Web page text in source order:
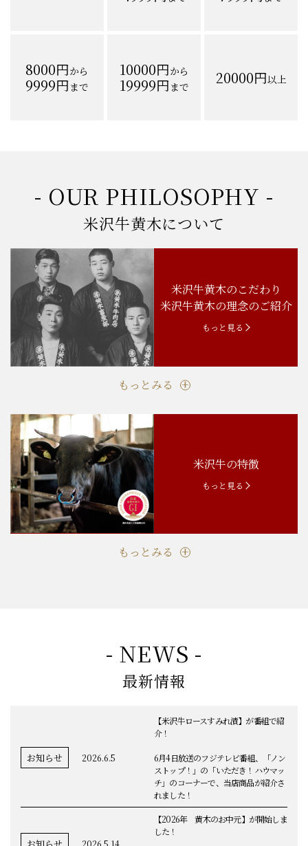
8000円から
9999円まで
10000円から
19999円まで 20000円以上
- OUR PHILOSOPHY -
米沢牛黄木について
米沢牛黄木のこだわり
米沢牛黄木の理念のご紹介
もっと見る
もっとみる
米沢牛の特徴
もっと見る
もっとみる
- NEWS -
最新情報
お知らせ 2026.6.5
【米沢牛ロースすみれ漬】が番組で紹
介！
6月4日放送のフジテレビ番組、「ノン
ストップ！」の「いただき！ハウマッ
チ」のコーナーで、当店商品が紹介さ
れました！
2026.5.14
【2026年 黄木のお中元】が開始しま
した！